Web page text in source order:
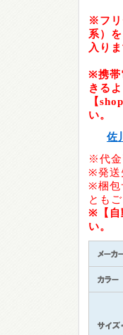
※フリ
系）
入り
※携帯
きる
【
い。
佐
※代金
※発送
※梱包
とも
※【自
い。